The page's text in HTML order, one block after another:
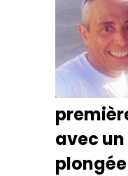
avec
plongée